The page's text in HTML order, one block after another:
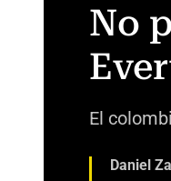
No
El
Daniel